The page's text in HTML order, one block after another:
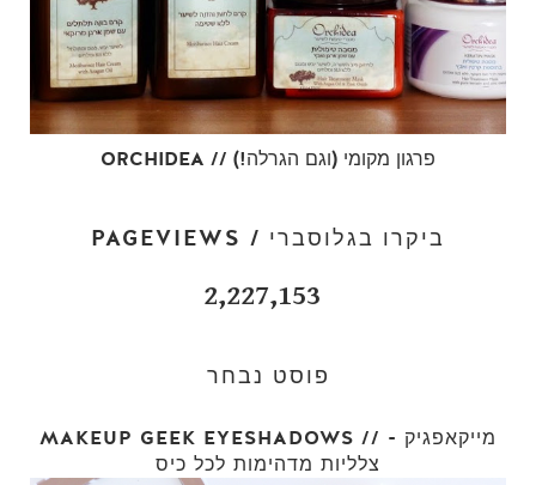
ORCHIDEA // פרגון מקומי (וגם הגרלה!)
PAGEVIEWS / ביקרו בגלוסברי
2,227,153
פוסט נבחר
MAKEUP GEEK EYESHADOWS // מייקאפגיק -
צלליות מדהימות לכל כיס